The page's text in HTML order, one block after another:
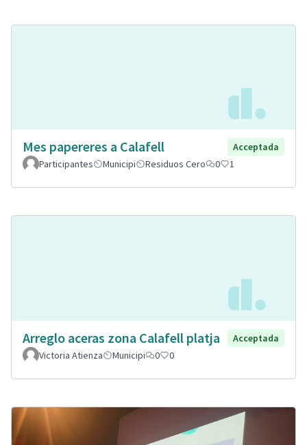
Mes papereres a Calafell
Acceptada
Participantes
Municipi Residuos Cero 0 1
Arreglo aceras zona Calafell platja
Acceptada
Victoria Atienza
Municipi 0 0